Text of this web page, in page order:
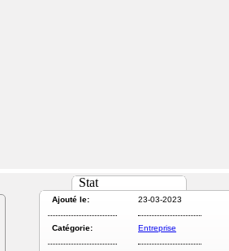
Stat
Ajouté le: 23-03-2023
Catégorie: Entreprise